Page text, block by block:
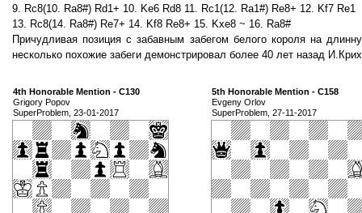
9. Rc8(10. Ra8#) Rd1+ 10. Ke6 Rd8 11. Rc1(12. Ra1#) Re8+ 12. Kf7 Re1
13. Rc8(14. Ra8#) Re7+ 14. Kf8 Re8+ 15. Kxe8 ~ 16. Ra8#
Причудливая позиция с забавным забегом белого короля на
несколько похожие забеги демонстрировал более 40 лет назад
4th Honorable Mention - C130
Grigory Popov
SuperProblem, 23-01-2017
5th Honorable Mention - C158
Evgeny Orlov
SuperProblem, 27-11-2017